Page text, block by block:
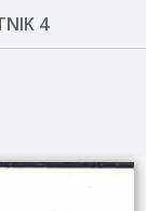
4